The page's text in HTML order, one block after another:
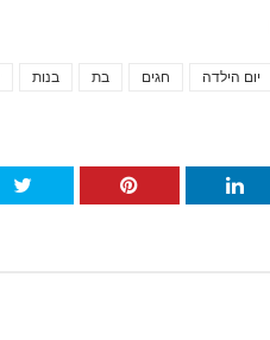
בנות בת חגים יום הילדה